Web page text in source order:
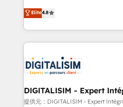
CRM, Solutions Architecture, Onboarding , Data
Migration, Custom Integration
team of 25+ experts Contact us today to help you
get more from your
HubSpot CRM Partner
maximizing EBITDA and
Excellence. With our targeted
strengthen your digital
Implementation partner, we
drive your business forward. Since 2015 we are fully
dedicated to HubSpot and
team (50+), we work with
Elite4.8
DIGITALISIM - Expert
提供元：DIGITALISIM - Expert